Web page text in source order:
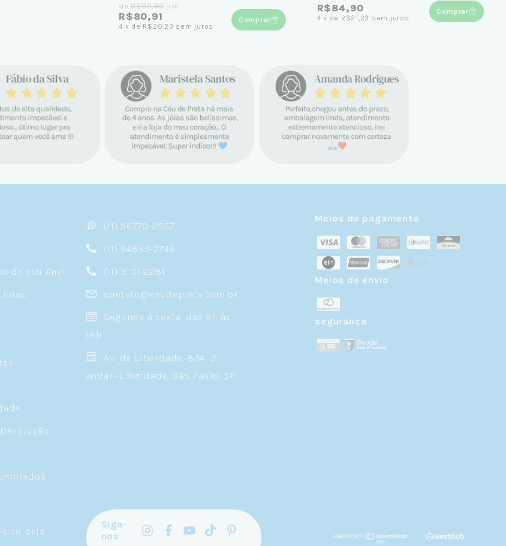
deR$89,90por
R$80,91
4 x de R$20,23 sem juros
Comprar
R$84,90
4 x de R$21,23 sem juros
Comprar
do seu Anel
(11) 96770-2557
(11) 94855-2746
(11) 3101-2281
contato@ceudeprata.com.br
Segunda à sexta, das 9h às
18h
Av. da Liberdade, 834, 3
andar- Liberdade, São Paulo, SP
Meios de pagamento
Meios de envio
segurança
pela
Siga-
nos